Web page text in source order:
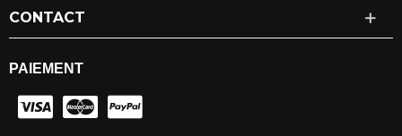
CONTACT
PAIEMENT